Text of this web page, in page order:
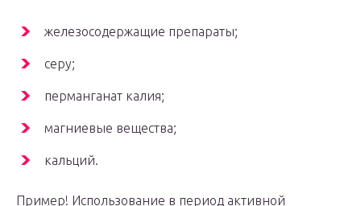
железосодержащие препараты;
серу;
перманганат калия;
магниевые вещества;
кальций.
Пример! Использование в период активной